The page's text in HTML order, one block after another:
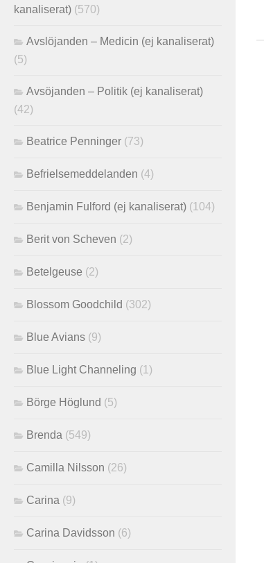
kanaliserat) (570)
Avslöjanden – Medicin (ej kanaliserat)
(5)
Avsöjanden – Politik (ej kanaliserat)
(42)
Beatrice Penninger (73)
Befrielsemeddelanden (4)
Benjamin Fulford (ej kanaliserat) (104)
Berit von Scheven (2)
Betelgeuse (2)
Blossom Goodchild (302)
Blue Avians (9)
Blue Light Channeling (1)
Börge Höglund (5)
Brenda (549)
Camilla Nilsson (26)
Carina (9)
Carina Davidsson (6)